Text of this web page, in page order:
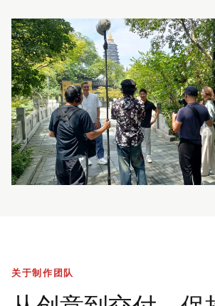
关于制作团队